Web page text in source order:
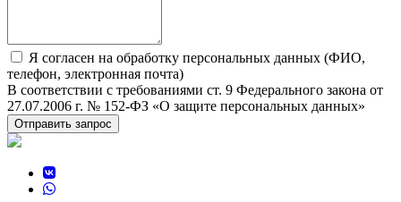
Я согласен на обработку персональных данных (ФИО,
телефон, электронная почта)
В соответствии с требованиями ст. 9 Федерального закона от
27.07.2006 г. № 152-ФЗ «О защите персональных данных»
Отправить запрос